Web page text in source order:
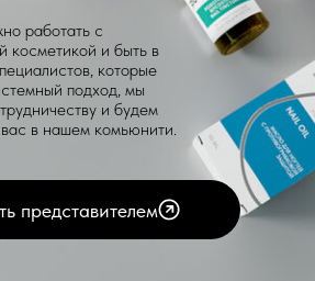
работать с
косметикой и быть в
которые
подход, мы
и будем
в нашем комьюнити.
представителем